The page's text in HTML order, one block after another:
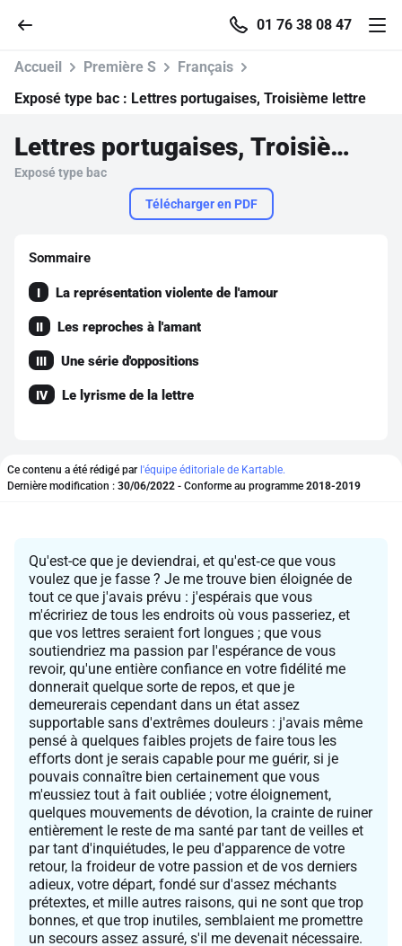
01 76 38 08 47
Accueil
Se connecter
Accueil Première S
Français
Exposé type bac : Lettres portugaises, Troisième lettre
Lettres portugaises, Troisième lettre
Exposé type bac
Télécharger en PDF
Sommaire
I La représentation violente de l'amour
II Les reproches à l'amant
III Une série d'oppositions
IV Le lyrisme de la lettre
Ce contenu a été rédigé par l'équipe éditoriale de Kartable.
Dernière modification : 30/06/2022 - Conforme au programme 2018-2019
Qu'est-ce que je deviendrai, et qu'est‑ce que vous
voulez que je fasse ? Je me trouve bien éloignée de
tout ce que j'avais prévu : j'espérais que vous
m'écririez de tous les endroits où vous passeriez, et
que vos lettres seraient fort longues ; que vous
soutiendriez ma passion par l'espérance de vous
revoir, qu'une entière confiance en votre fidélité me
donnerait quelque sorte de repos, et que je
demeurerais cependant dans un état assez
supportable sans d'extrêmes douleurs : j'avais même
pensé à quelques faibles projets de faire tous les
efforts dont je serais capable pour me guérir, si je
pouvais connaître bien certainement que vous
m'eussiez tout à fait oubliée ; votre éloignement,
quelques mouvements de dévotion, la crainte de ruiner
entièrement le reste de ma santé par tant de veilles et
par tant d'inquiétudes, le peu d'apparence de votre
retour, la froideur de votre passion et de vos derniers
adieux, votre départ, fondé sur d'assez méchants
prétextes, et mille autres raisons, qui ne sont que trop
bonnes, et que trop inutiles, semblaient me promettre
un secours assez assuré, s'il me devenait nécessaire.